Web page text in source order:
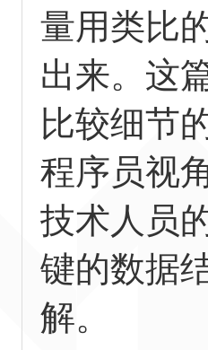
量用类比
出来。这
比较细节
程序员视
技术人员
键的数据
解。